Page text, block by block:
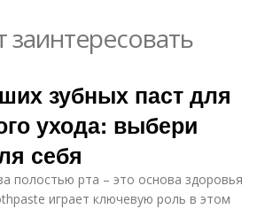
зубных паст для
ухода: выбери
себя
полостью рта – это основа здоровья
играет ключевую роль в этом